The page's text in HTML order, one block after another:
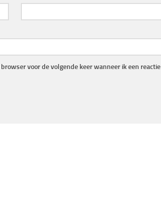
voor de volgende keer wanneer ik een reactie